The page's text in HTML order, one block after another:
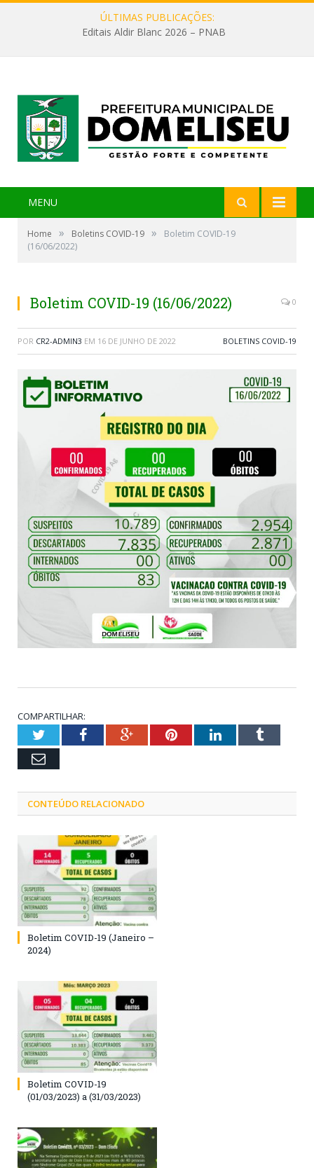
ÚLTIMAS PUBLICAÇÕES:
Editais Aldir Blanc 2026 – PNAB
MENU
Home » Boletins COVID-19 »
Boletim COVID-19
(16/06/2022)
Boletim COVID-19 (16/06/2022) 0
POR CR2-ADMIN3 EM 16 DE JUNHO DE 2022 BOLETINS COVID-19
COMPARTILHAR:
TwitterFacebookGoogle+PinterestLinkedInTumblr
Email
CONTEÚDO RELACIONADO
Boletim COVID-19 (Janeiro –
2024)
Boletim COVID-19
(01/03/2023) a (31/03/2023)